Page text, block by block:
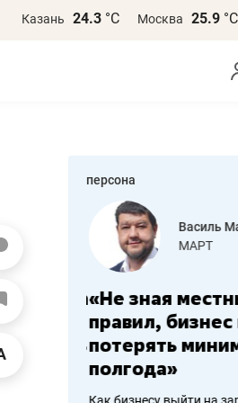
Казань 24.3 °С Москва 25.9 °С
персона
работа
Василь
МАРТ
«Не зная
правил,
потерять
полгода»